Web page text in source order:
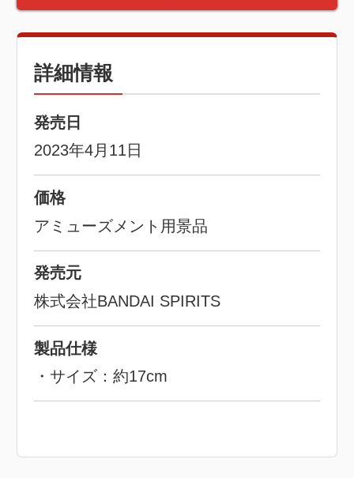
詳細情報
発売日
2023年4月11日
価格
アミューズメント用景品
発売元
株式会社BANDAI SPIRITS
製品仕様
・サイズ：約17cm